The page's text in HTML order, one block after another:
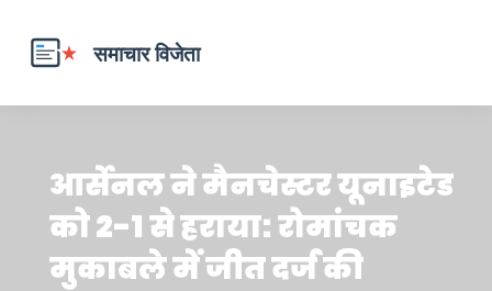
आर्सेनल ने मैनचेस्टर यूनाइटेड
को 2-1 से हराया: रोमांचक
मुकाबले में जीत दर्ज की